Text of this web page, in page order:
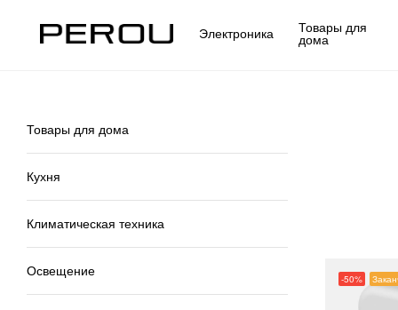
Электроника Товары для
дома
Товары для дома
Кухня
Климатическая техника
Освещение
-50%